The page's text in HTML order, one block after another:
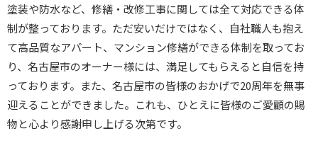
塗装や防水など、修繕・改修工事に関しては全て対応できる体
制が整っております。ただ安いだけではなく、自社職人も抱え
て高品質なアパート、マンション修繕ができる体制を取ってお
り、名古屋市のオーナー様には、満足してもらえると自信を持
っております。また、名古屋市の皆様のおかげで20周年を無事
迎えることができました。これも、ひとえに皆様のご愛顧の賜
物と心より感謝申し上げる次第です。